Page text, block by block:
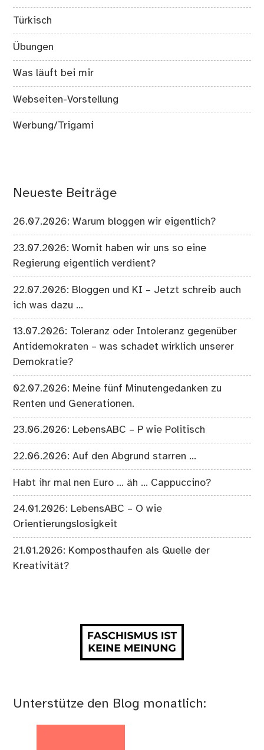
Türkisch
Übungen
Was läuft bei mir
Webseiten-Vorstellung
Werbung/Trigami
Neueste Beiträge
26.07.2026: Warum bloggen wir eigentlich?
23.07.2026: Womit haben wir uns so eine
Regierung eigentlich verdient?
22.07.2026: Bloggen und KI – Jetzt schreib auch
ich was dazu …
13.07.2026: Toleranz oder Intoleranz gegenüber
Antidemokraten – was schadet wirklich unserer
Demokratie?
02.07.2026: Meine fünf Minutengedanken zu
Renten und Generationen.
23.06.2026: LebensABC – P wie Politisch
22.06.2026: Auf den Abgrund starren …
Habt ihr mal nen Euro … äh … Cappuccino?
24.01.2026: LebensABC – O wie
Orientierungslosigkeit
21.01.2026: Komposthaufen als Quelle der
Kreativität?
Unterstütze den Blog monatlich: